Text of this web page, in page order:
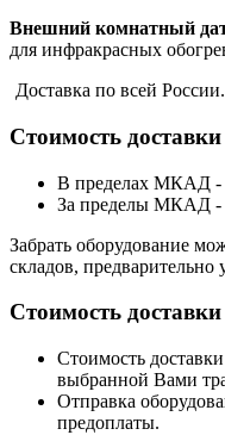
Внешний комнатный
для инфракрасных
Доставка по всей России.
Стоимость
В пределах МКАД -
За пределы МКАД -
Забрать оборудование
складов, предварительно
Стоимость
Стоимость
выбранной Вами
Отправка
предоплаты.